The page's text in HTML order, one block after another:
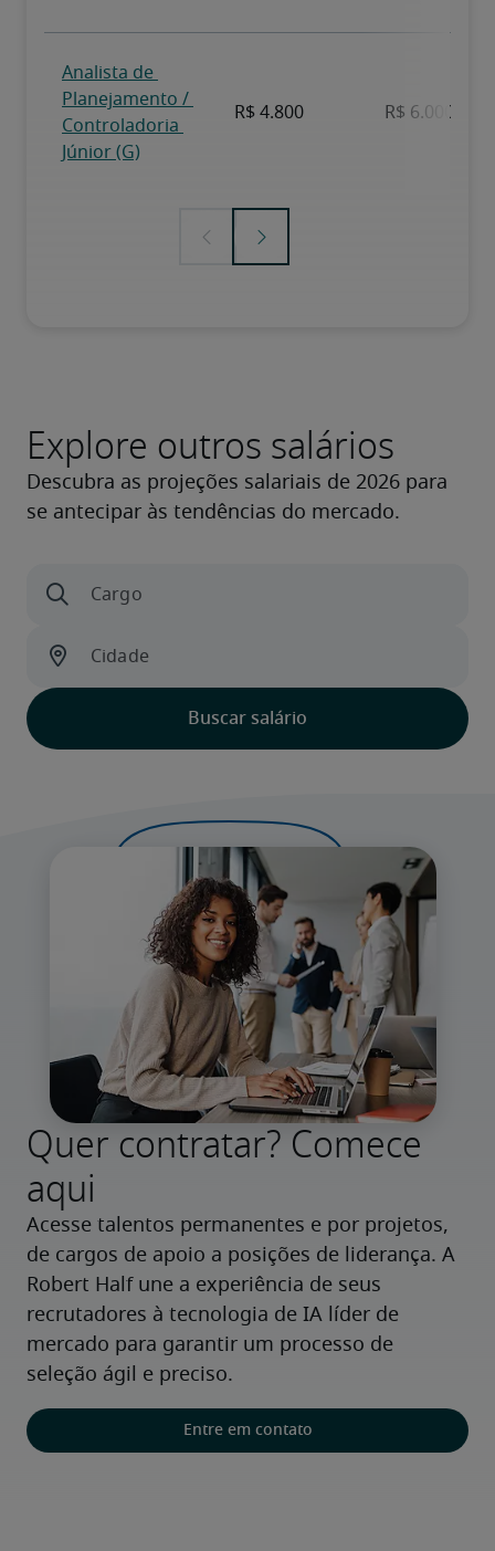
Explore outros salários
Quer contratar? Comece
aqui
Acesse talentos permanentes e por projetos,
de cargos de apoio a posições de liderança. A
Robert Half une a experiência de seus
recrutadores à tecnologia de IA líder de
mercado para garantir um processo de
seleção ágil e preciso.
Entre em contato